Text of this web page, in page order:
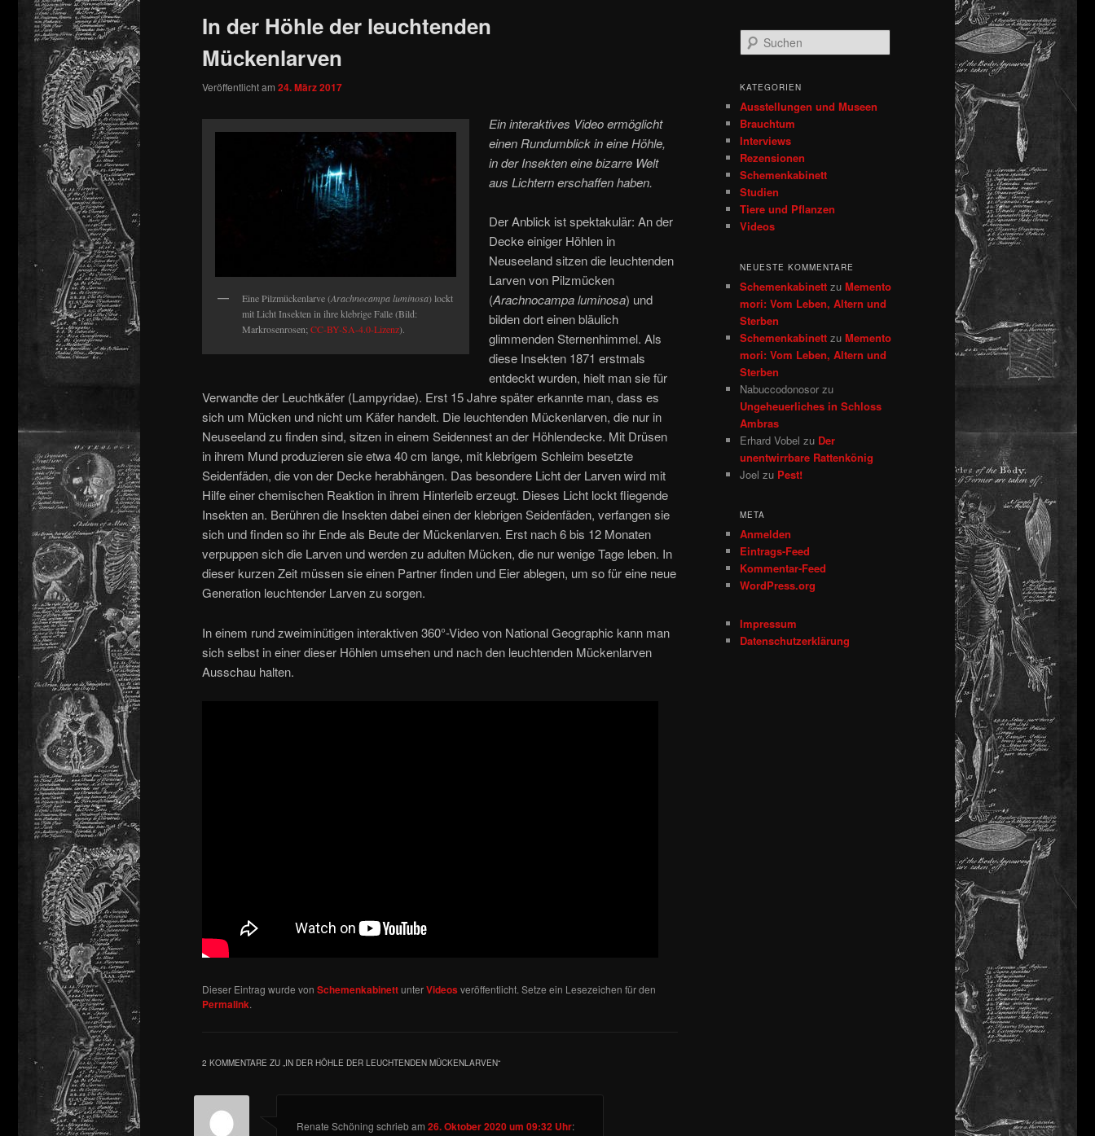
springen
In der Höhle der leuchtenden
Mückenlarven
Veröffentlicht am 24. März 2017
Eine Pilzmückenlarve (Arachnocampa luminosa) lockt
mit Licht Insekten in ihre klebrige Falle (Bild:
Markrosenrosen; CC-BY-SA-4.0-Lizenz).
Ein interaktives Video ermöglicht
einen Rundumblick in eine Höhle,
in der Insekten eine bizarre Welt
aus Lichtern erschaffen haben.
Der Anblick ist spektakulär: An der
Decke einiger Höhlen in
Neuseeland sitzen die leuchtenden
Larven von Pilzmücken
(Arachnocampa luminosa) und
bilden dort einen bläulich
glimmenden Sternenhimmel. Als
diese Insekten 1871 erstmals
entdeckt wurden, hielt man sie für
Verwandte der Leuchtkäfer (Lampyridae). Erst 15 Jahre später erkannte man, dass es
sich um Mücken und nicht um Käfer handelt. Die leuchtenden Mückenlarven, die nur in
Neuseeland zu finden sind, sitzen in einem Seidennest an der Höhlendecke. Mit Drüsen
in ihrem Mund produzieren sie etwa 40 cm lange, mit klebrigem Schleim besetzte
Seidenfäden, die von der Decke herabhängen. Das besondere Licht der Larven wird mit
Hilfe einer chemischen Reaktion in ihrem Hinterleib erzeugt. Dieses Licht lockt fliegende
Insekten an. Berühren die Insekten dabei einen der klebrigen Seidenfäden, verfangen sie
sich und finden so ihr Ende als Beute der Mückenlarven. Erst nach 6 bis 12 Monaten
verpuppen sich die Larven und werden zu adulten Mücken, die nur wenige Tage leben. In
dieser kurzen Zeit müssen sie einen Partner finden und Eier ablegen, um so für eine neue
Generation leuchtender Larven zu sorgen.
In einem rund zweiminütigen interaktiven 360°-Video von National Geographic kann man
sich selbst in einer dieser Höhlen umsehen und nach den leuchtenden Mückenlarven
Ausschau halten.
Dieser Eintrag wurde von SchemenkabinettunterVideosveröffentlicht. Setze ein Lesezeichen für den
Permalink.
2 KOMMENTARE ZU „IN DER HÖHLE DER LEUCHTENDEN MÜCKENLARVEN“
Renate Schöning schriebam26. Oktober 2020 um 09:32 Uhr:
u
h
n
KATEGORIEN
Ausstellungen und Museen
Brauchtum
Interviews
Rezensionen
Schemenkabinett
Studien
Tiere und Pflanzen
Videos
NEUESTE KOMMENTARE
Schemenkabinett zu Memento
mori: Vom Leben, Altern und
Sterben
Schemenkabinett zu Memento
mori: Vom Leben, Altern und
Sterben
Nabuccodonosor zu
Ungeheuerliches in Schloss
Ambras
Erhard Vobel zu Der
unentwirrbare Rattenkönig
Joel zu Pest!
META
Anmelden
Eintrags-Feed
Kommentar-Feed
WordPress.org
Impressum
Datenschutzerklärung